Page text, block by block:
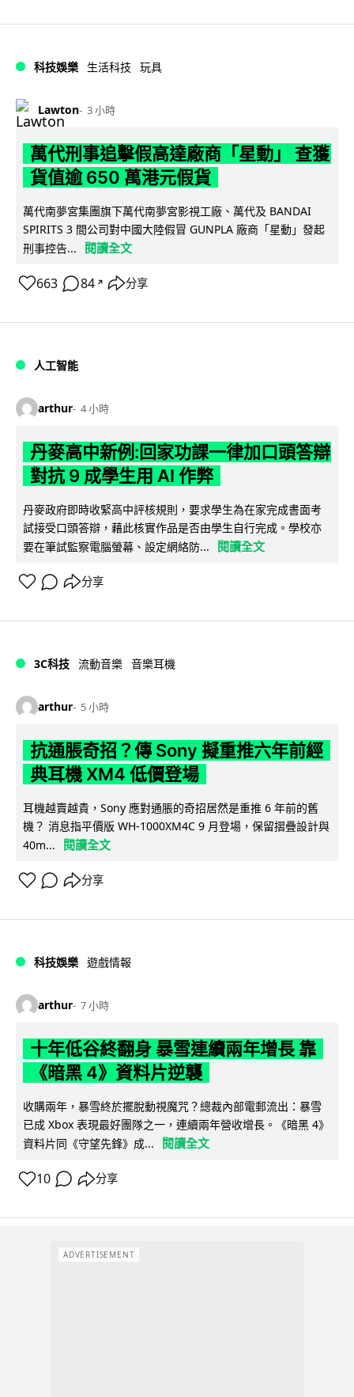
科技娛樂 生活科技 玩具
Lawton 3 小時
萬代刑事追擊假高達廠商「星動」 查獲
貨值逾 650 萬港元假貨
萬代南夢宮集團旗下萬代南夢宮影視工廠、萬代及 BANDAI
SPIRITS 3 間公司對中國大陸假冒 GUNPLA 廠商「星動」發起
刑事控告...
閱讀全文
663 84 ↗ 分享
人工智能
arthur 4 小時
丹麥高中新例:回家功課一律加口頭答辯
對抗 9 成學生用 AI 作弊
丹麥政府即時收緊高中評核規則，要求學生為在家完成書面考
試接受口頭答辯，藉此核實作品是否由學生自行完成。學校亦
要在筆試監察電腦螢幕、設定網絡防...
閱讀全文
分享
3C科技 流動音樂 音樂耳機
arthur 5 小時
抗通脹奇招？傳 Sony 擬重推六年前經
典耳機 XM4 低價登場
耳機越賣越貴，Sony 應對通脹的奇招居然是重推 6 年前的舊
機？ 消息指平價版 WH-1000XM4C 9 月登場，保留摺疊設計與
40m...
閱讀全文
分享
科技娛樂 遊戲情報
arthur 7 小時
十年低谷終翻身 暴雪連續兩年增長 靠
《暗黑 4》資料片逆襲
收購兩年，暴雪終於擺脫動視魔咒？總裁內部電郵流出：暴雪
已成 Xbox 表現最好團隊之一，連續兩年營收增長。《暗黑 4》
資料片同《守望先鋒》成...
閱讀全文
10 分享
ADVERTISEMENT